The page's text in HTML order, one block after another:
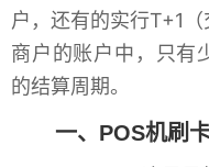
户，还有的实行T+1
商户的账户中，只有
的结算周期。
一、POS机刷卡